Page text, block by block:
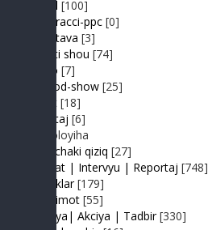
Prikol [100]
Paparacci-ppc [0]
Podstava [3]
Realiti shou [74]
Retro [7]
Sayyod-show [25]
Sport [18]
Shantaj [6]
Videoloyiha
Shunchaki qiziq [27]
Suhbat | Intervyu | Reportaj [748]
Tabriklar [179]
Taqdimot [55]
Hayriya| Akciya | Tadbir [330]